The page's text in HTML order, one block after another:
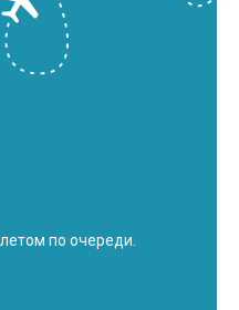
по очереди.